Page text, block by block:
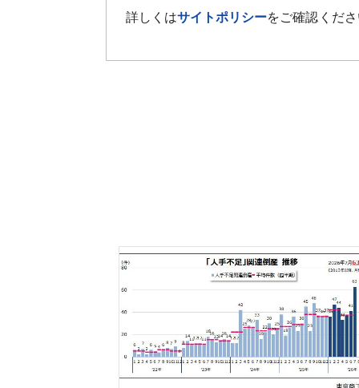
詳しくはサイトポリシーをご確認くださ